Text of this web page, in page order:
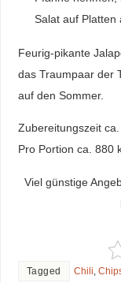
Salat auf Platten
Feurig-pikante
das Traumpaar der
auf den Sommer.
Zubereitungszeit
Pro Portion ca. 880
Viel günstige
Tagged Chili,